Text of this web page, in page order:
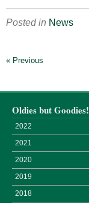
Posted in News
« Previous
Oldies but Goodies!
2022
2021
2020
2019
2018